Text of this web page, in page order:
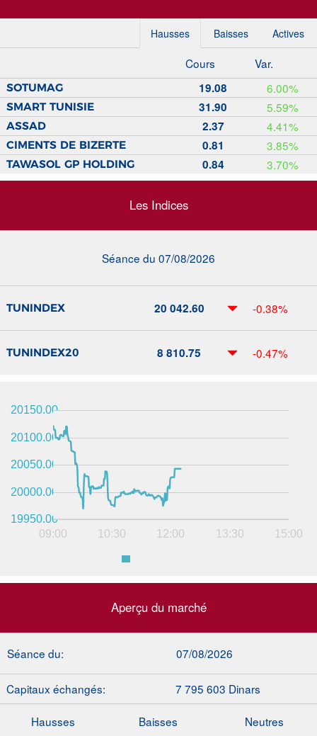
Actives
Baisses
Hausses
Cours Var.
SOTUMAG 19.08 6.00%
SMART TUNISIE 31.90 5.59%
ASSAD 2.37 4.41%
CIMENTS DE BIZERTE 0.81 3.85%
TAWASOL GP HOLDING 0.84 3.70%
Les Indices
Séance du 07/08/2026
TUNINDEX 20 042.60 -0.38%
TUNINDEX20 8 810.75 -0.47%
09:00 10:30 12:00 13:30 15:00
19950.00
20000.00
20050.00
20100.00
20150.00
Aperçu du marché
Séance du: 07/08/2026
Capitaux échangés: 7 795 603 Dinars
Hausses Baisses Neutres